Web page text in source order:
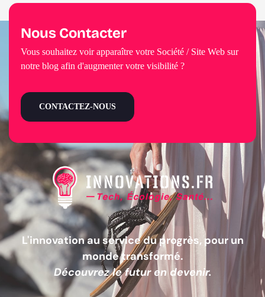
L'innovation au service du progrès, pour un
monde transformé.
Découvrez le futur en devenir.
Nous Contacter
Vous souhaitez voir apparaître votre Société / Site Web sur
notre blog afin d'augmenter votre visibilité ?
CONTACTEZ-NOUS